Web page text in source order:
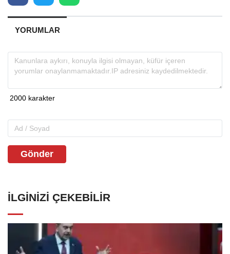
YORUMLAR
Gönder
İLGINIZI ÇEKEBILIR